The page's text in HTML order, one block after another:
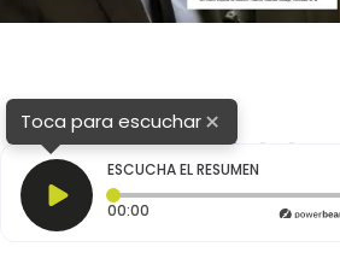
Toca para escuchar×
ESCUCHA EL RESUMEN
00:00 Tiempo transcurrido: 0